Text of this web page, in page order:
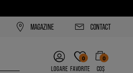
MAGAZINE CONTACT
LOGARE
0
FAVORITE
0
COȘ